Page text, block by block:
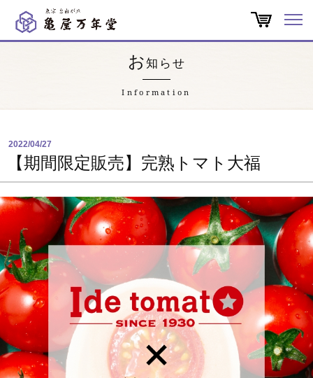
亀屋万年堂だより
特集
会社概要
よくある質問
会員募集
お問い合わせ
お知らせ
Information
2022/04/27
【期間限定販売】完熟トマト大福